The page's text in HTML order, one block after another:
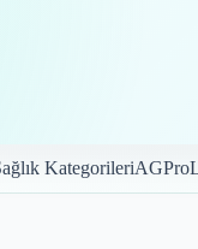
Kategorileri